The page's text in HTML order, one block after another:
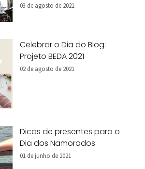
03 de agosto de 2021
Celebrar o Dia do Blog:
Projeto BEDA 2021
02 de agosto de 2021
Dicas de presentes para o
Dia dos Namorados
01 de junho de 2021